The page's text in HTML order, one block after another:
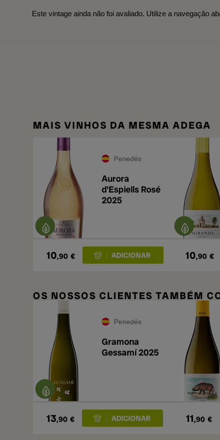
Este vintage ainda não foi avaliado. Utilize a navegação
MAIS VINHOS DA MESMA ADEGA
Penedés
Aurora
d'Espiells Rosé
2025
10,90 € 10,90 €
OS NOSSOS CLIENTES TAMBÉM
Penedés
Gramona
Gessamí 2025
13,90 € 11,90 €